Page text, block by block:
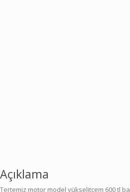
Açıklama
Tertemiz motor model yükselitcem 600 tl